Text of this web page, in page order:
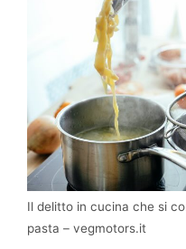
Il delitto in cucina che si
pasta – vegmotors.it